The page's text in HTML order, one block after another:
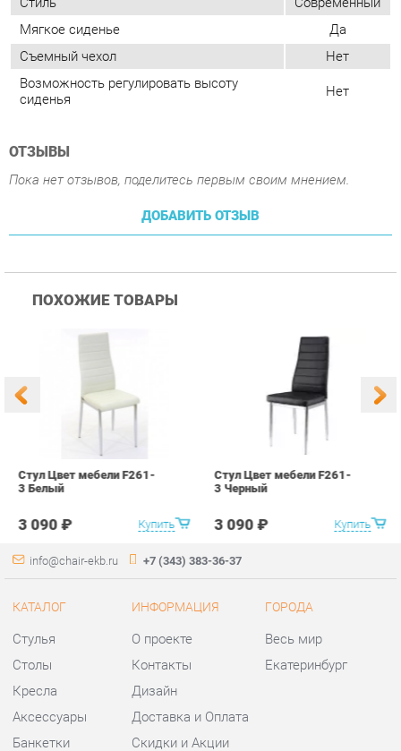
ОТЗЫВЫ
Пока нет отзывов, поделитесь первым своим мнением.
ДОБАВИТЬ ОТЗЫВ
ПОХОЖИЕ ТОВАРЫ
3 090 ₽ Купить
Стул Цвет мебели F261-
info@chair-ekb.ru
Столы
Пуфы
Мини-Диваны
Комплектующие
Контакты
Гарантия
Помощь
ГОРОДА
Екатеринбург
КОНТАКТЫ